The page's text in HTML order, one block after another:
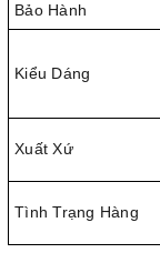
Bảo Hành
Kiểu Dáng
Xuất Xứ
Tình Trạng Hàng